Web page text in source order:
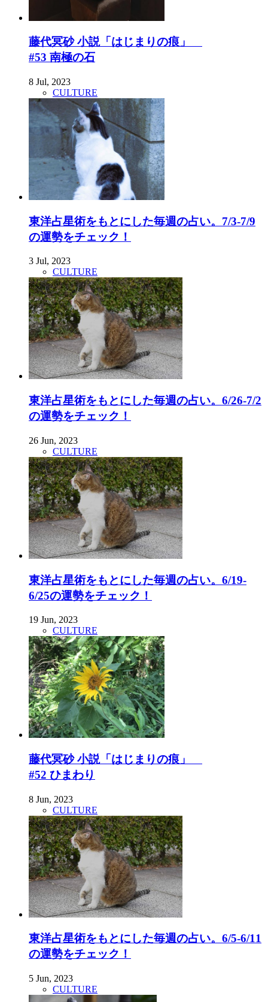
藤代冥砂 小説「はじまりの痕」
#53 南極の石
8 Jul, 2023
CULTURE
東洋占星術をもとにした毎週の占い。7/3-7/9
の運勢をチェック！
3 Jul, 2023
CULTURE
東洋占星術をもとにした毎週の占い。6/26-7/2
の運勢をチェック！
26 Jun, 2023
CULTURE
東洋占星術をもとにした毎週の占い。6/19-
6/25の運勢をチェック！
19 Jun, 2023
CULTURE
藤代冥砂 小説「はじまりの痕」
#52 ひまわり
8 Jun, 2023
CULTURE
東洋占星術をもとにした毎週の占い。6/5-6/11
の運勢をチェック！
5 Jun, 2023
CULTURE